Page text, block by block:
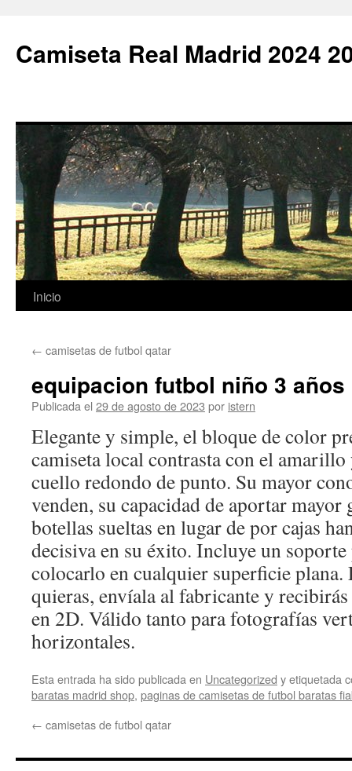
Camiseta Real Madrid 2024
Saltar
contenido
Inicio
← camisetas de futbol qatar
equipacion futbol niño 3 años
Publicada el 29 de agosto de 2023 por istern
Elegante y simple, el bloque de color
camiseta local contrasta con el
cuello redondo de punto. Su mayor
venden, su capacidad de aportar mayor
botellas sueltas en lugar de por cajas
decisiva en su éxito. Incluye un soporte
colocarlo en cualquier superficie plana.
quieras, envíala al fabricante y
en 2D. Válido tanto para fotografías
horizontales.
Esta entrada ha sido publicada en Uncategorized y etiquetada
baratas madrid shop, paginas de camisetas de futbol baratas
← camisetas de futbol qatar